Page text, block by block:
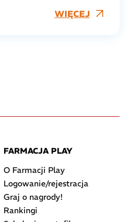
WIĘCEJ
FARMACJA PLAY
O Farmacji Play
Logowanie/rejestracja
Graj o nagrody!
Rankingi